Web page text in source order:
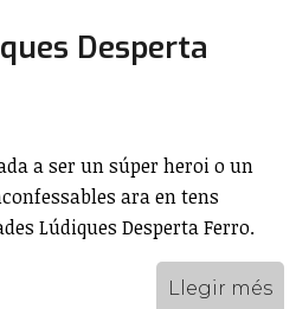
Desperta
a ser un súper heroi o un
ara en tens
Lúdiques Desperta Ferro.
Llegir més